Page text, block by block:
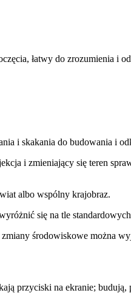
łatwy do zrozumienia i
i skakania do budowania i
i zmieniający się teren
albo wspólny krajobraz.
się na tle
środowiskowe można
przyciski na ekranie; budują,